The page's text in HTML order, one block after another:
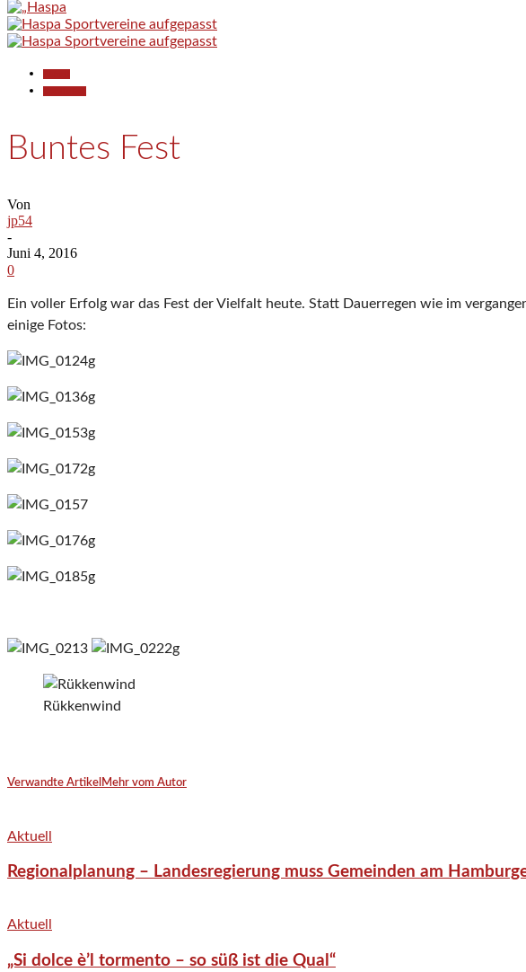
Buntes Fest
Von
jp54
-
Juni 4, 2016
0
Ein voller Erfolg war das Fest der Vielfalt heute. Statt Dauerregen wie im
einige Fotos:
Rükkenwind
Verwandte Artikel Mehr vom Autor
Aktuell
Regionalplanung – Landesregierung muss Gemeinden am
Aktuell
„Si dolce è’l tormento – so süß ist die Qual“